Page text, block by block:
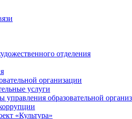
отделения
организации
услуги
управления образовательной
«Культура»